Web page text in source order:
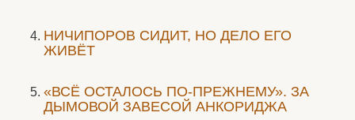
НИЧИПОРОВ СИДИТ, НО ДЕЛО ЕГО
ЖИВЁТ
«ВСЁ ОСТАЛОСЬ ПО-ПРЕЖНЕМУ». ЗА
ДЫМОВОЙ ЗАВЕСОЙ АНКОРИДЖА